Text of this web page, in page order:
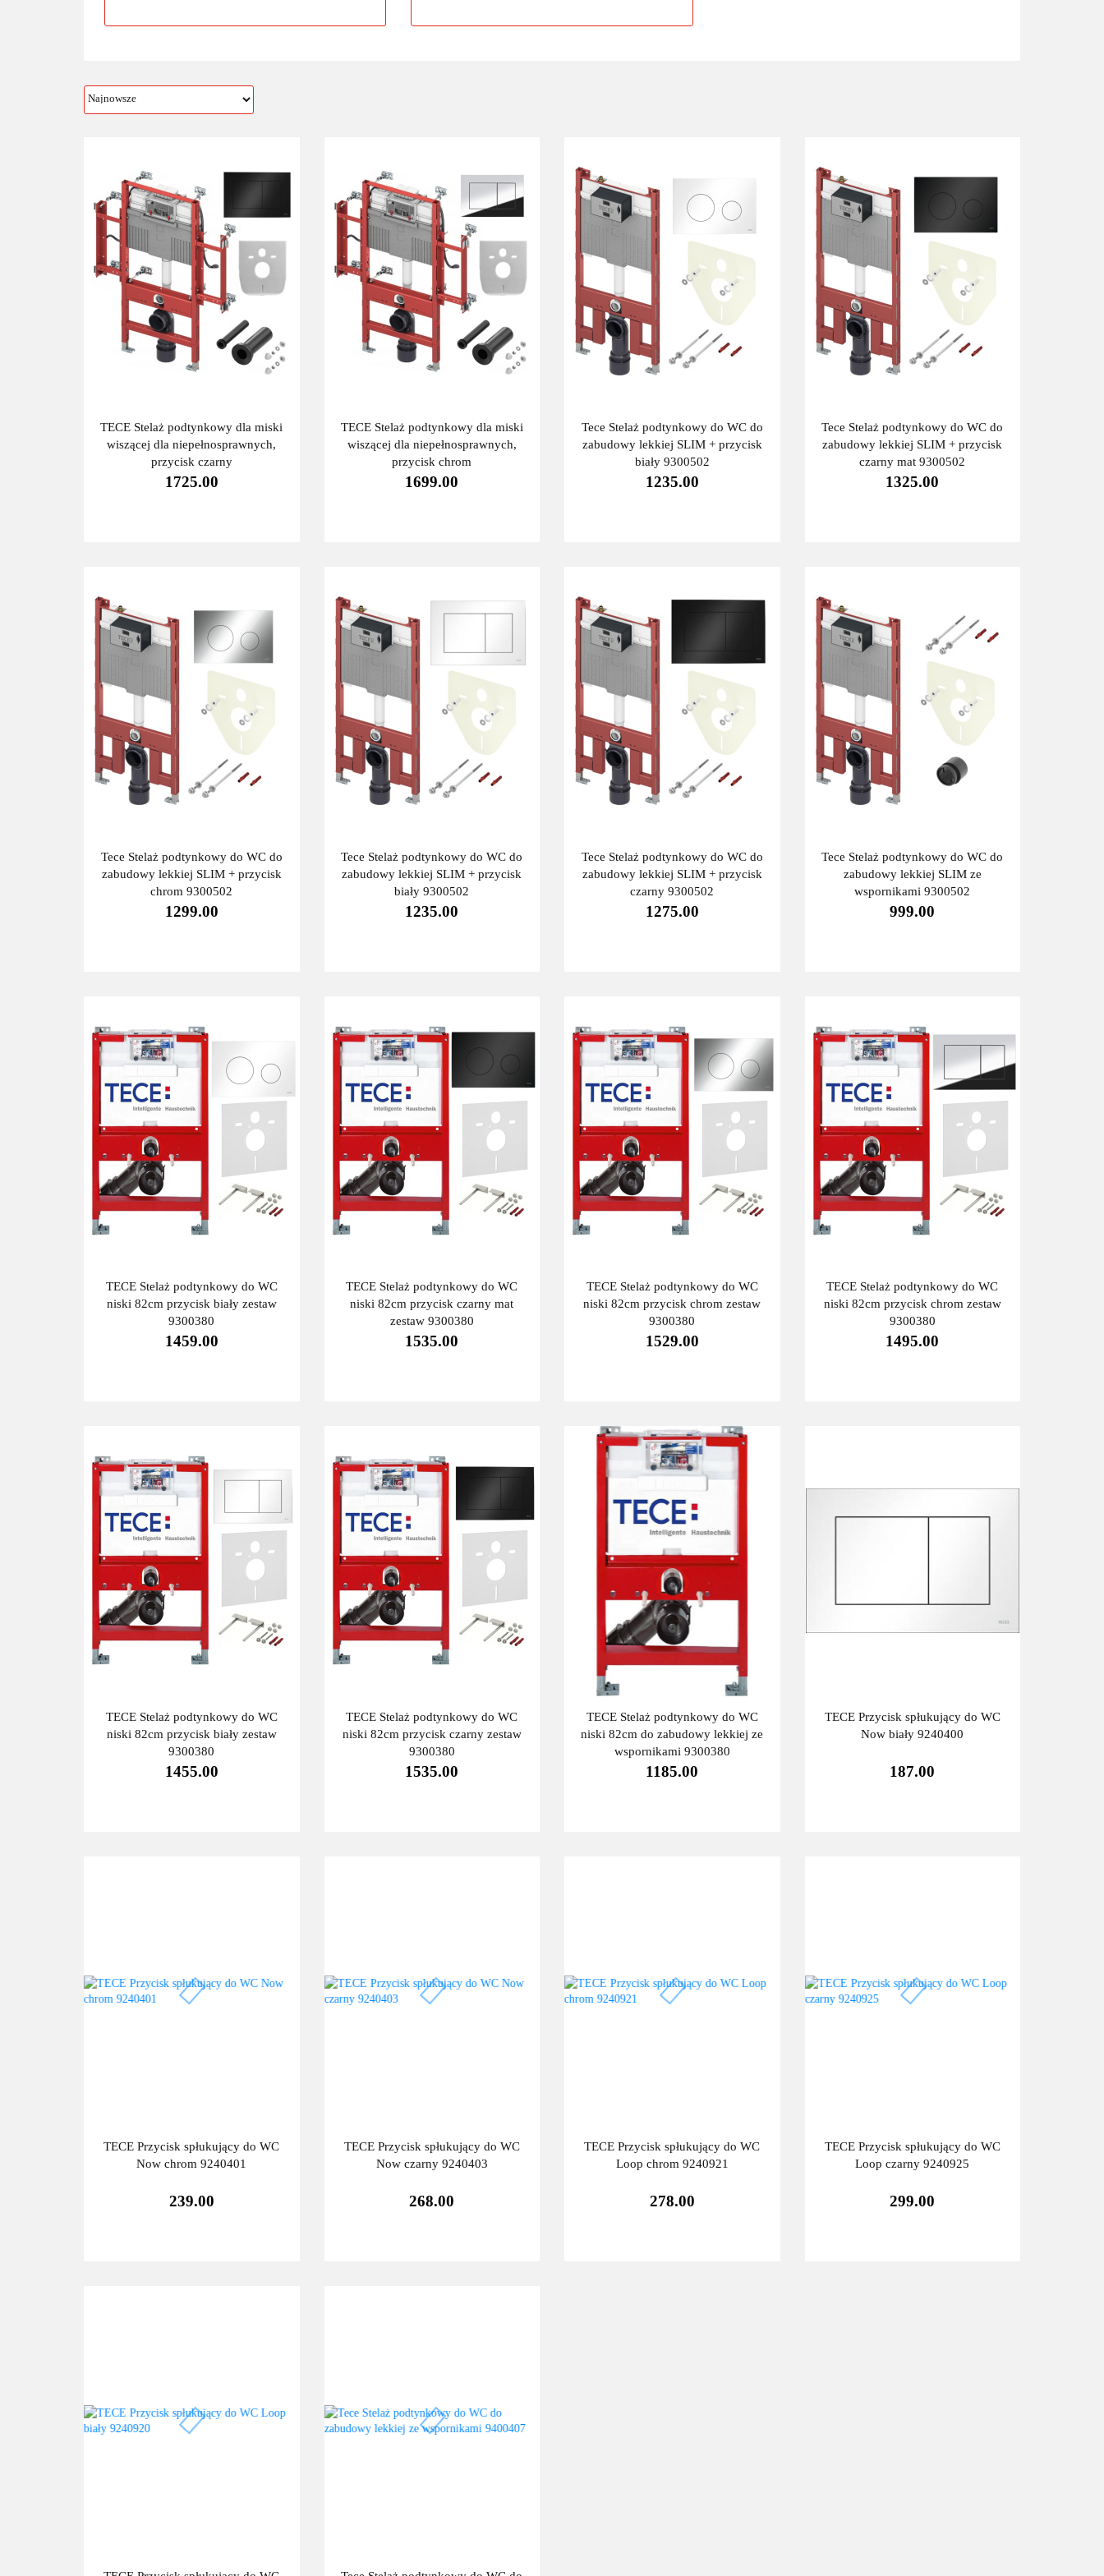
TECE Stelaż podtynkowy dla miski
wiszącej dla niepełnosprawnych,
przycisk czarny
1725.00
TECE Stelaż podtynkowy dla miski
wiszącej dla niepełnosprawnych,
przycisk chrom
1699.00
Tece Stelaż podtynkowy do WC do
zabudowy lekkiej SLIM + przycisk
biały 9300502
1235.00
Tece Stelaż podtynkowy do WC do
zabudowy lekkiej SLIM + przycisk
czarny mat 9300502
1325.00
Tece Stelaż podtynkowy do WC do
zabudowy lekkiej SLIM + przycisk
chrom 9300502
1299.00
Tece Stelaż podtynkowy do WC do
zabudowy lekkiej SLIM + przycisk
biały 9300502
1235.00
Tece Stelaż podtynkowy do WC do
zabudowy lekkiej SLIM + przycisk
czarny 9300502
1275.00
Tece Stelaż podtynkowy do WC do
zabudowy lekkiej SLIM ze
wspornikami 9300502
999.00
TECE Stelaż podtynkowy do WC
niski 82cm przycisk biały zestaw
9300380
1459.00
TECE Stelaż podtynkowy do WC
niski 82cm przycisk czarny mat
zestaw 9300380
1535.00
TECE Stelaż podtynkowy do WC
niski 82cm przycisk chrom zestaw
9300380
1529.00
TECE Stelaż podtynkowy do WC
niski 82cm przycisk chrom zestaw
9300380
1495.00
TECE Stelaż podtynkowy do WC
niski 82cm przycisk biały zestaw
9300380
1455.00
TECE Stelaż podtynkowy do WC
niski 82cm przycisk czarny zestaw
9300380
1535.00
TECE Stelaż podtynkowy do WC
niski 82cm do zabudowy lekkiej ze
wspornikami 9300380
1185.00
TECE Przycisk spłukujący do WC
Now biały 9240400
187.00
TECE Przycisk spłukujący do WC
Now chrom 9240401
239.00
TECE Przycisk spłukujący do WC
Now czarny 9240403
268.00
TECE Przycisk spłukujący do WC
Loop chrom 9240921
278.00
TECE Przycisk spłukujący do WC
Loop czarny 9240925
299.00